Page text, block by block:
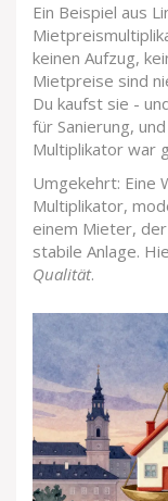
Ein Beispiel aus
keinen Aufzug,
Mietpreise sind
Du kaufst sie -
für Sanierung,
Multiplikator war
Umgekehrt: Eine
Multiplikator,
einem Mieter,
stabile Anlage.
Qualität.